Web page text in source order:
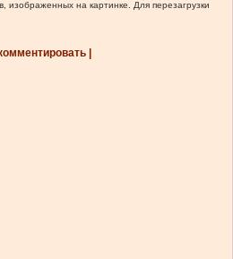
изображенных на картинке. Для перезагрузки
|